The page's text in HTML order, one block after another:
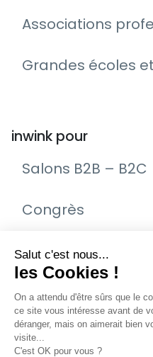
Associations
Grandes écoles
inwink pour
Salons B2B – B2C
Congrès
Remise de prix –
Journée Portes